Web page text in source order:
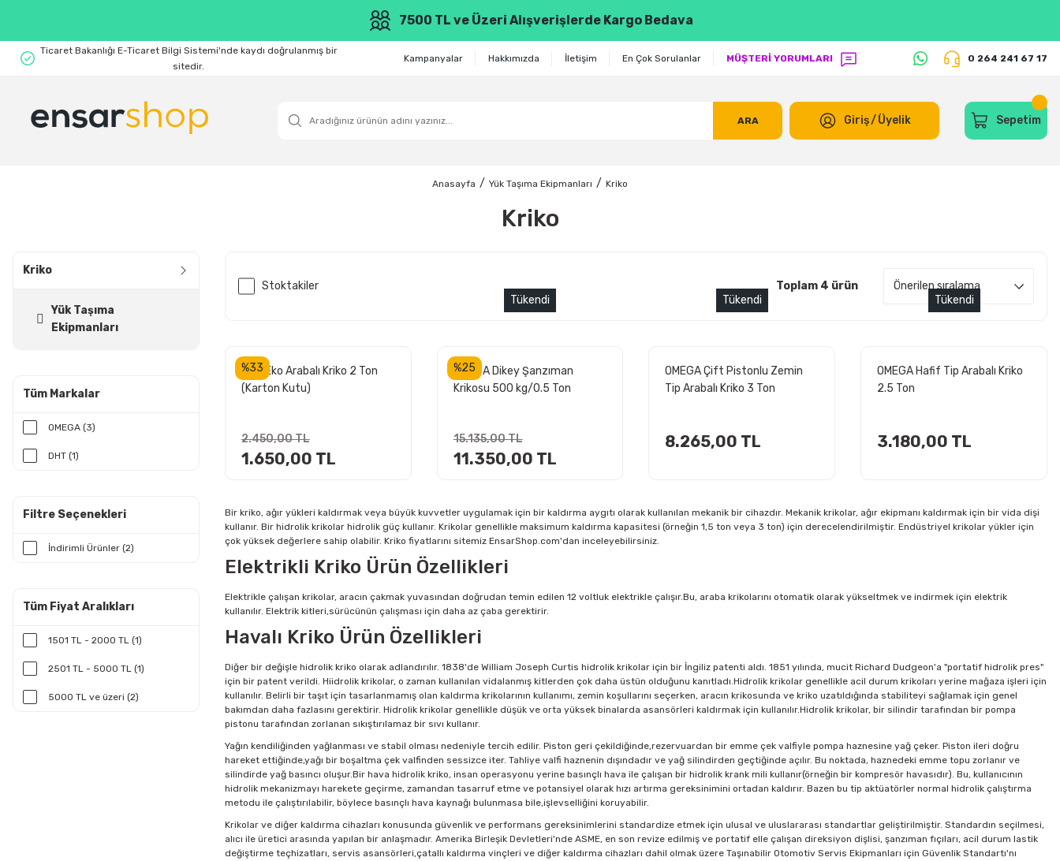
7500 TL ve Üzeri Alışverişlerde Kargo Bedava
Ticaret Bakanlığı E-Ticaret Bilgi Sistemi'nde kaydı doğrulanmış bir
sitedir.
Kampanyalar Hakkımızda İletişim En Çok Sorulanlar MÜŞTERİ YORUMLARI 0 264 241 67 17
ARA Giriş/Üyelik Sepetim
Anasayfa Yük Taşıma Ekipmanları Kriko
Kriko
Kriko
Yük Taşıma
Ekipmanları
Tüm Markalar
OMEGA (3)
DHT (1)
Filtre Seçenekleri
İndirimli Ürünler (2)
Tüm Fiyat Aralıkları
1501 TL - 2000 TL (1)
2501 TL - 5000 TL (1)
5000 TL ve üzeri (2)
Stoktakiler Toplam 4 ürün
%33
DHT Eko Arabalı Kriko 2 Ton
(Karton Kutu)
2.450,00 TL
1.650,00 TL
Tükendi
%25
OMEGA Dikey Şanzıman
Krikosu 500 kg/0.5 Ton
15.135,00 TL
11.350,00 TL
Tükendi
OMEGA Çift Pistonlu Zemin
Tip Arabalı Kriko 3 Ton
8.265,00 TL
Tükendi
OMEGA Hafif Tip Arabalı Kriko
2.5 Ton
3.180,00 TL
Bir kriko, ağır yükleri kaldırmak veya büyük kuvvetler uygulamak için bir kaldırma aygıtı olarak kullanılan mekanik bir cihazdır. Mekanik krikolar, ağır ekipmanı kaldırmak için bir vida dişi
kullanır. Bir hidrolik krikolar hidrolik güç kullanır. Krikolar genellikle maksimum kaldırma kapasitesi (örneğin 1,5 ton veya 3 ton) için derecelendirilmiştir. Endüstriyel krikolar yükler için
çok yüksek değerlere sahip olabilir. Kriko fiyatlarını sitemiz EnsarShop.com'dan inceleyebilirsiniz.
Elektrikli Kriko Ürün Özellikleri
Elektrikle çalışan krikolar, aracın çakmak yuvasından doğrudan temin edilen 12 voltluk elektrikle çalışır.Bu, araba krikolarını otomatik olarak yükseltmek ve indirmek için elektrik
kullanılır. Elektrik kitleri,sürücünün çalışması için daha az çaba gerektirir.
Havalı Kriko Ürün Özellikleri
Diğer bir değişle hidrolik kriko olarak adlandırılır. 1838'de William Joseph Curtis hidrolik krikolar için bir İngiliz patenti aldı. 1851 yılında, mucit Richard Dudgeon'a "portatif hidrolik pres"
için bir patent verildi. Hiidrolik krikolar, o zaman kullanılan vidalanmış kitlerden çok daha üstün olduğunu kanıtladı.Hidrolik krikolar genellikle acil durum krikoları yerine mağaza işleri için
kullanılır. Belirli bir taşıt için tasarlanmamış olan kaldırma krikolarının kullanımı, zemin koşullarını seçerken, aracın krikosunda ve kriko uzatıldığında stabiliteyi sağlamak için genel
bakımdan daha fazlasını gerektirir. Hidrolik krikolar genellikle düşük ve orta yüksek binalarda asansörleri kaldırmak için kullanılır.Hidrolik krikolar, bir silindir tarafından bir pompa
pistonu tarafından zorlanan sıkıştırılamaz bir sıvı kullanır.
Yağın kendiliğinden yağlanması ve stabil olması nedeniyle tercih edilir. Piston geri çekildiğinde,rezervuardan bir emme çek valfiyle pompa haznesine yağ çeker. Piston ileri doğru
hareket ettiğinde,yağı bir boşaltma çek valfinden sessizce iter. Tahliye valfi haznenin dışındadır ve yağ silindirden geçtiğinde açılır. Bu noktada, haznedeki emme topu zorlanır ve
silindirde yağ basıncı oluşur.Bir hava hidrolik kriko, insan operasyonu yerine basınçlı hava ile çalışan bir hidrolik krank mili kullanır(örneğin bir kompresör havasıdır). Bu, kullanıcının
hidrolik mekanizmayı harekete geçirme, zamandan tasarruf etme ve potansiyel olarak hızı artırma gereksinimini ortadan kaldırır. Bazen bu tip aktüatörler normal hidrolik çalıştırma
metodu ile çalıştırılabilir, böylece basınçlı hava kaynağı bulunmasa bile,işlevselliğini koruyabilir.
Krikolar ve diğer kaldırma cihazları konusunda güvenlik ve performans gereksinimlerini standardize etmek için ulusal ve uluslararası standartlar geliştirilmiştir. Standardın seçilmesi,
alıcı ile üretici arasında yapılan bir anlaşmadır. Amerika Birleşik Devletleri'nde ASME, en son revize edilmiş ve portatif elle çalışan direksiyon dişlisi, şanzıman fıçıları, acil durum lastik
değiştirme teçhizatları, servis asansörleri,çatallı kaldırma vinçleri ve diğer kaldırma cihazları dahil olmak üzere Taşınabilir Otomotiv Servis Ekipmanları için Güvenlik Standartı'nı